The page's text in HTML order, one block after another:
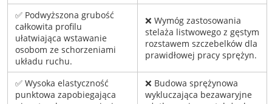
✅ Podwyższona grubość
całkowita profilu
ułatwiająca wstawanie
osobom ze schorzeniami
układu ruchu.
❌ Wymóg zastosowania
stelaża listwowego z gęstym
rozstawem szczebelków dla
prawidłowej pracy sprężyn.
✅ Wysoka elastyczność
punktowa zapobiegająca
❌ Budowa sprężynowa
wykluczająca bezawaryjne